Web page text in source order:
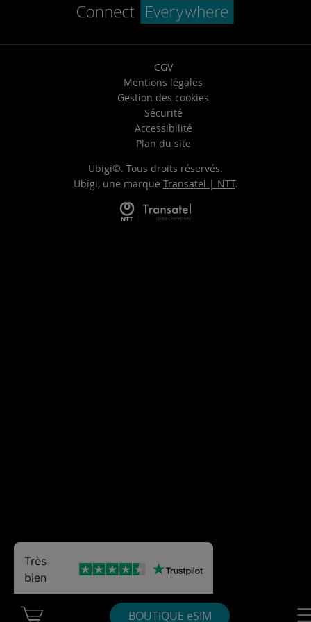
BOUTIQUE eSIM
CGV
Mentions légales
Gestion des cookies
Sécurité
Accessibilité
Plan du site
Ubigi©. Tous droits réservés.
Ubigi, une marque Transatel | NTT.
Très
bien